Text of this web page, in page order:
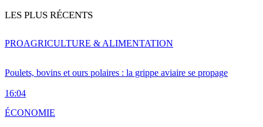
LES PLUS RÉCENTS
Poulets, bovins et ours polaires : la grippe aviaire se propage
16:04
PROAGRICULTURE & ALIMENTATION
ÉCONOMIE